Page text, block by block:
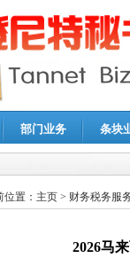
部门业务 条块
鉴证
位置： 主页 > 财务税务服
2026马